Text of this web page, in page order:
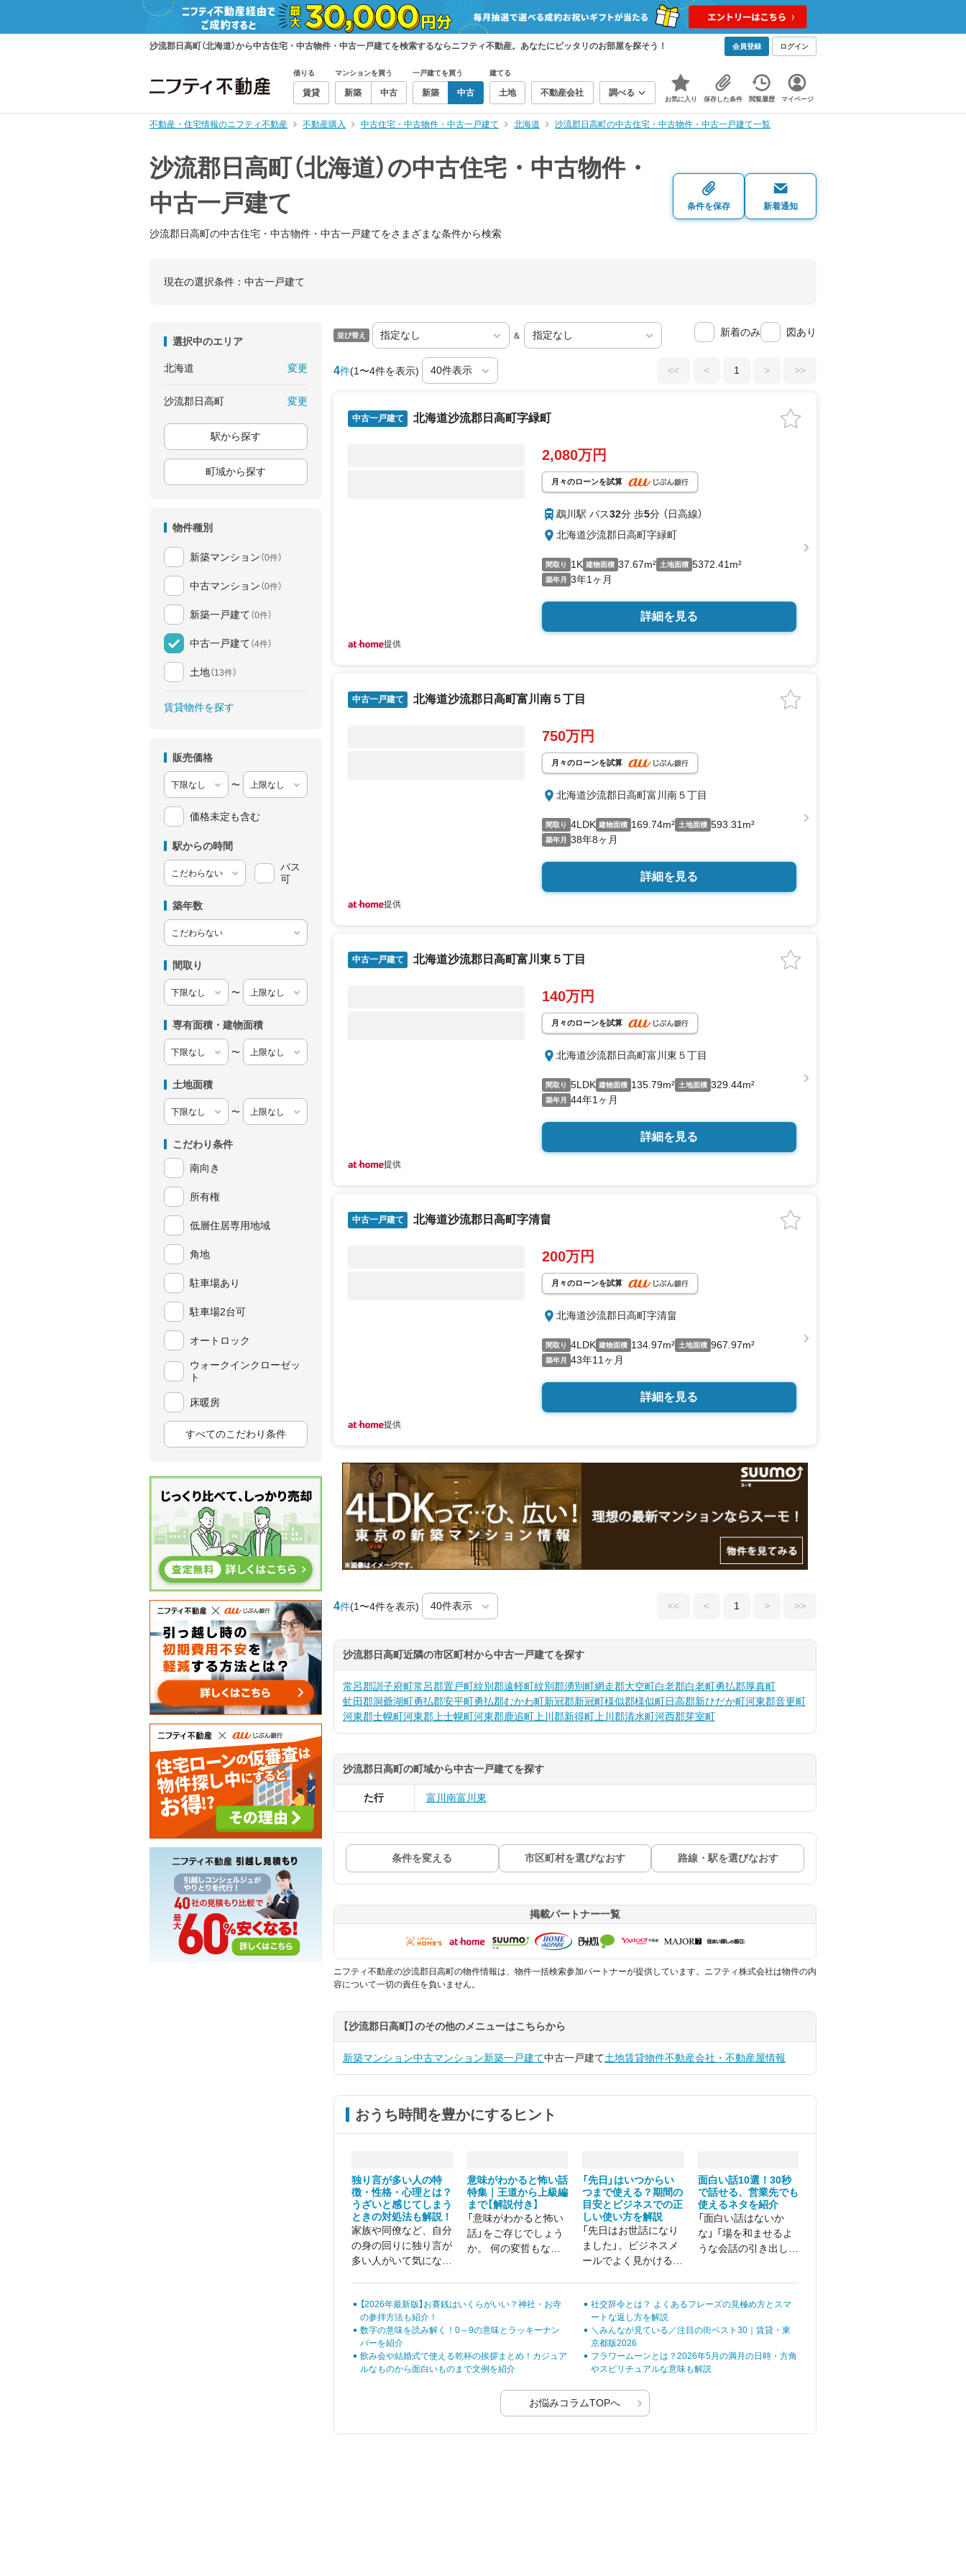
沙流郡日高町（北海道）から中古住宅・中古物件・中古一戸建てを検索するならニフティ不動産。あなたにピッタリのお部屋を探そう！ 会員登録 ログイン
借りる
賃貸
マンションを買う
新築 中古
一戸建てを買う
新築 中古
建てる
土地 不動産会社 調べる
お気に入り 保存した条件 閲覧履歴 マイページ
不動産・住宅情報のニフティ不動産 不動産購入 中古住宅・中古物件・中古一戸建て 北海道 沙流郡日高町の中古住宅・中古物件・中古一戸建て一覧
沙流郡日高町（北海道）の中古住宅・中古物件・
中古一戸建て
沙流郡日高町の中古住宅・中古物件・中古一戸建てをさまざまな条件から検索
条件を保存 新着通知
現在の選択条件： 中古一戸建て
選択中のエリア
北海道 変更
沙流郡日高町 変更
駅から探す
町域から探す
物件種別
新築マンション （0件）
中古マンション （0件）
新築一戸建て （0件）
中古一戸建て （4件）
土地（13件）
賃貸物件を探す
販売価格
〜
価格未定も含む
駅からの時間
バス
可
築年数
間取り
〜
専有面積・建物面積
〜
土地面積
〜
こだわり条件
南向き
所有権
低層住居専用地域
角地
駐車場あり
駐車場2台可
オートロック
ウォークインクローゼッ
ト
床暖房
すべてのこだわり条件
並び替え ＆ 新着のみ 図あり
4件(1〜4件を表示) << < 1 > >>
中古一戸建て 北海道沙流郡日高町字緑町
2,080万円
月々のローンを試算
鵡川駅 バス32分 歩5分 （日高線）
北海道沙流郡日高町字緑町
間取り 1K 建物面積 37.67m² 土地面積 5372.41m²
築年月 3年1ヶ月
詳細を見る
提供
中古一戸建て 北海道沙流郡日高町富川南５丁目
750万円
月々のローンを試算
北海道沙流郡日高町富川南５丁目
間取り 4LDK 建物面積 169.74m² 土地面積 593.31m²
築年月 38年8ヶ月
詳細を見る
提供
中古一戸建て 北海道沙流郡日高町富川東５丁目
140万円
月々のローンを試算
北海道沙流郡日高町富川東５丁目
間取り 5LDK 建物面積 135.79m² 土地面積 329.44m²
築年月 44年1ヶ月
詳細を見る
提供
中古一戸建て 北海道沙流郡日高町字清畠
200万円
月々のローンを試算
北海道沙流郡日高町字清畠
間取り 4LDK 建物面積 134.97m² 土地面積 967.97m²
築年月 43年11ヶ月
詳細を見る
提供
4件(1〜4件を表示) << < 1 > >>
沙流郡日高町近隣の市区町村から中古一戸建てを探す
常呂郡訓子府町常呂郡置戸町紋別郡遠軽町紋別郡湧別町網走郡大空町白老郡白老町勇払郡厚真町
虻田郡洞爺湖町勇払郡安平町勇払郡むかわ町新冠郡新冠町様似郡様似町日高郡新ひだか町河東郡音更町
河東郡士幌町河東郡上士幌町河東郡鹿追町 上川郡新得町 上川郡清水町河西郡芽室町
沙流郡日高町の町域から中古一戸建てを探す
た行 富川南富川東
条件を変える 市区町村を選びなおす 路線・駅を選びなおす
掲載パートナー一覧
ニフティ不動産の沙流郡日高町の物件情報は、物件一括検索参加パートナーが提供しています。ニフティ株式会社は物件の内
容について一切の責任を負いません。
【沙流郡日高町】のその他のメニューはこちらから
新築マンション中古マンション新築一戸建て中古一戸建て土地賃貸物件不動産会社・不動産屋情報
おうち時間を豊かにするヒント
独り言が多い人の特
徴・性格・心理とは？
うざいと感じてしまう
ときの対処法も解説！
家族や同僚など、自分
の身の回りに独り言が
多い人がいて気になっ
独り言が多くなってし
まって悩んでいる方も
いるでしょう。
意味がわかると怖い話
特集｜王道から上級編
まで【解説付き】
「意味がわかると怖い
話」をご存じでしょう
か。 何の変哲もない
恐怖を感じる、ホラ
ー・サスペンス物語で
「先日」はいつからい
つまで使える？期間の
目安とビジネスでの正
しい使い方を解説
「先日はお世話になり
ました」。ビジネスメ
ールでよく見かけるこ
のか、はっきり知って
いる人は意外と少ない
ものです。
面白い話10選！30秒
で話せる、営業先でも
使えるネタを紹介
「面白い話はないか
な」 「場を和ませるよ
うな会話の引き出しが
【2026年最新版】お賽銭はいくらがいい？神社・お寺
の参拝方法も紹介！
社交辞令とは？ よくあるフレーズの見極め方とスマ
ートな返し方を解説
数字の意味を読み解く！0～9の意味とラッキーナン
バーを紹介
＼みんなが見ている／注目の街ベスト30｜賃貸・東
京都版2026
飲み会や結婚式で使える乾杯の挨拶まとめ！カジュア
ルなものから面白いものまで文例を紹介
フラワームーンとは？2026年5月の満月の日時・方角
やスピリチュアルな意味も解説
お悩みコラムTOPへ